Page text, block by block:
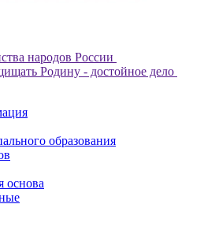
образования
основа